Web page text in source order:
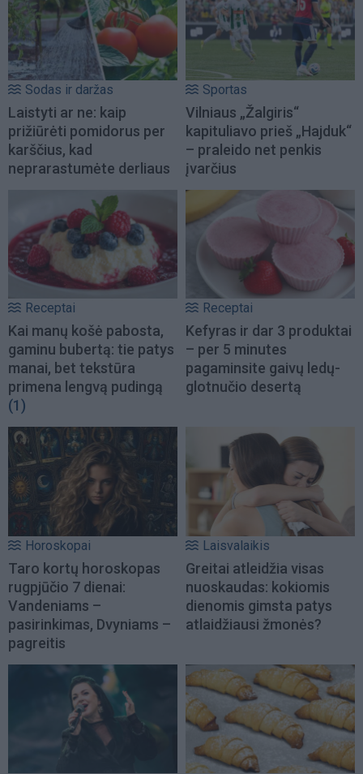
Sodas ir daržas
Laistyti ar ne: kaip
prižiūrėti pomidorus per
karščius, kad
neprarastumėte derliaus
Sportas
Vilniaus „Žalgiris“
kapituliavo prieš „Hajduk“
– praleido net penkis
įvarčius
Receptai
Kai manų košė pabosta,
gaminu bubertą: tie patys
manai, bet tekstūra
primena lengvą pudingą
(1)
Receptai
Kefyras ir dar 3 produktai
– per 5 minutes
pagaminsite gaivų ledų-
glotnučio desertą
Horoskopai
Taro kortų horoskopas
rugpjūčio 7 dienai:
Vandeniams –
pasirinkimas, Dvyniams –
pagreitis
Laisvalaikis
Greitai atleidžia visas
nuoskaudas: kokiomis
dienomis gimsta patys
atlaidžiausi žmonės?